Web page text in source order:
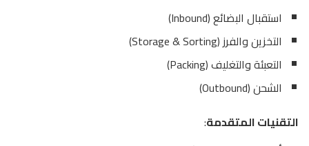
استقبال البضائع (Inbound)
التخزين والفرز (Storage & Sorting)
التعبئة والتغليف (Packing)
الشحن (Outbound)
التقنيات المتقدمة: